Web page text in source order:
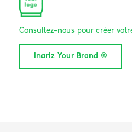
Consultez-nous pour créer
Inariz Your Brand ®